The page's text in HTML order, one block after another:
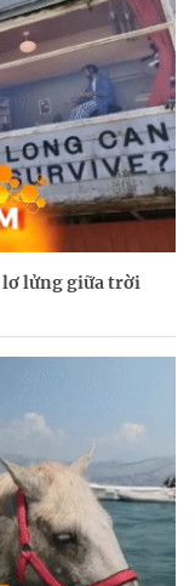
lơ lửng giữa trời